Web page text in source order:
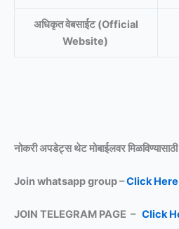
अधिकृत वेबसाईट (Official
Website)
नोकरी अपडेट्स थेट मोबाईलवर मिळविण्यासाठी
Join whatsapp group –Click Here
JOIN TELEGRAM PAGE – Click